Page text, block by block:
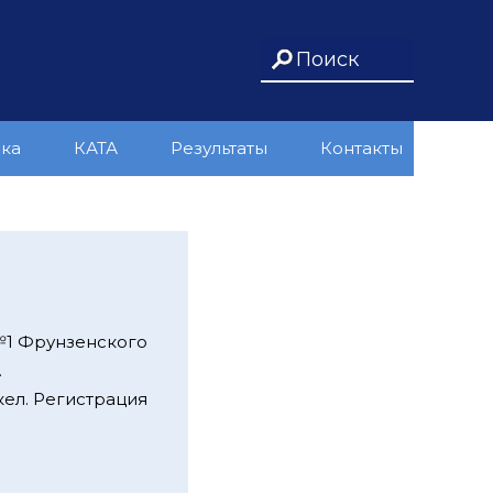
КАТА Результаты Контакты
Фрунзенского
Регистрация